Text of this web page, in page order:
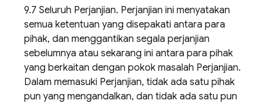
9.7 Seluruh Perjanjian. Perjanjian ini menyatakan
semua ketentuan yang disepakati antara para
pihak, dan menggantikan segala perjanjian
sebelumnya atau sekarang ini antara para pihak
yang berkaitan dengan pokok masalah Perjanjian.
Dalam memasuki Perjanjian, tidak ada satu pihak
pun yang mengandalkan, dan tidak ada satu pun